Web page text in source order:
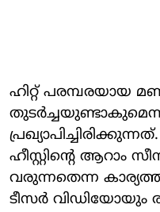
ഹിറ്റ് പരമ്പരയായ
ഹീസ്റ്റിന്റെ
വരുന്നതെന്ന
ടീസര്‍ വിഡിയോയും